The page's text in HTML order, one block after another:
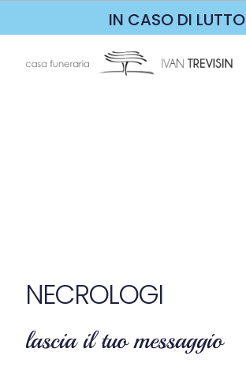
IN CASO DI LUTTO
NECROLOGI
lascia il tuo messaggio